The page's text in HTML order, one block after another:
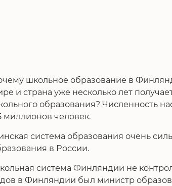
школьное образование в
и страна уже несколько лет
образования? Численность
миллионов человек.
система образования очень
в России.
система Финляндии не
в Финляндии был министр